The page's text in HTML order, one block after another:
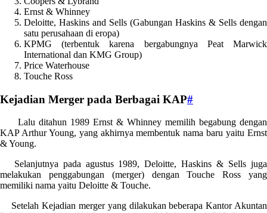
Ernst & Whinney
Deloitte, Haskins and Sells (Gabungan Haskins & Sells dengan
satu perusahaan di eropa)
KPMG (terbentuk karena bergabungnya Peat Marwick
International dan KMG Group)
Price Waterhouse
Touche Ross
Kejadian Merger pada Berbagai KAP#
Lalu ditahun 1989 Ernst & Whinney memilih begabung dengan
KAP Arthur Young, yang akhirnya membentuk nama baru yaitu Ernst
& Young.
Selanjutnya pada agustus 1989, Deloitte, Haskins & Sells juga
melakukan penggabungan (merger) dengan Touche Ross yang
memiliki nama yaitu Deloitte & Touche.
Setelah Kejadian merger yang dilakukan beberapa Kantor Akuntan